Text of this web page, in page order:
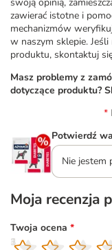
zawierać istotne i
mechanizmów
w naszym sklepie.
produktu, skontaktuj
Masz problemy z
dotyczące produktu?
Potwierdź
Nie jestem
Moja recenzja
Twoja ocena *
1
2
3
4
5